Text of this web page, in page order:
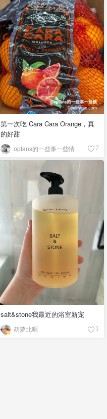
第一次吃 Cara Cara Orange，真
的好甜
opfans的一些事一些情 7
salt&stone我最近的浴室新宠
胡萝北唄 1